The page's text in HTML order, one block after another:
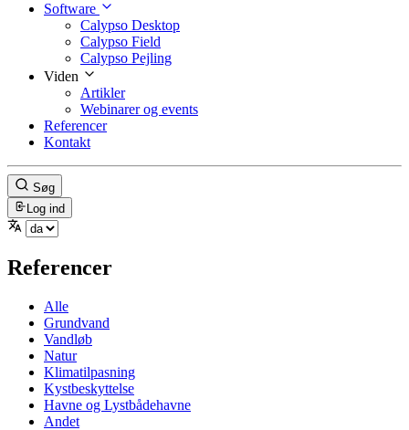
Software
Calypso Desktop
Calypso Field
Calypso Pejling
Viden
Artikler
Webinarer og events
Referencer
Kontakt
Søg
Log ind
Referencer
Alle
Grundvand
Vandløb
Natur
Klimatilpasning
Kystbeskyttelse
Havne og Lystbådehavne
Andet